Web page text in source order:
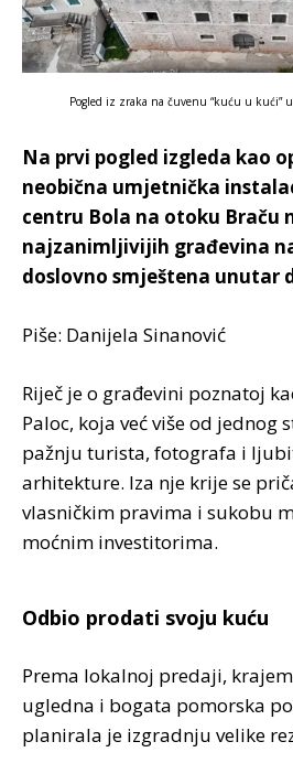
Pogled iz zraka na čuvenu “kuću u kući”
Na prvi pogled izgleda kao
neobična umjetnička
centru Bola na otoku Braču
najzanimljivijih građevina
doslovno smještena unutar
Piše: Danijela Sinanović
Riječ je o građevini poznatoj
Paloc, koja već više od jednog
pažnju turista, fotografa i
arhitekture. Iza nje krije se
vlasničkim pravima i sukobu
moćnim investitorima.
Odbio prodati svoju kuću
Prema lokalnoj predaji,
ugledna i bogata pomorska
planirala je izgradnju velike